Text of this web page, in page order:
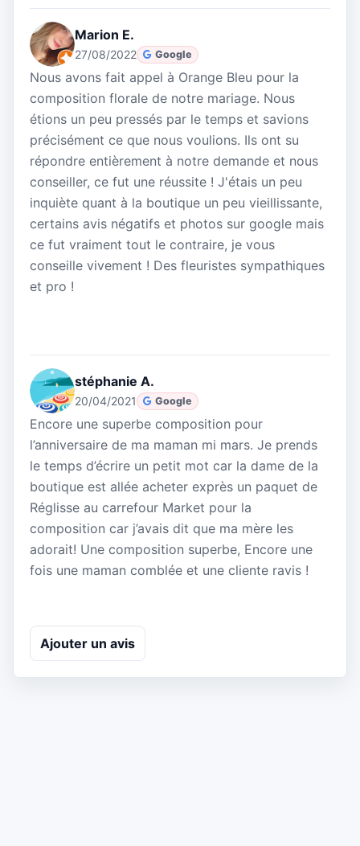
Marion E.
27/08/2022 Google
Nous avons fait appel à Orange Bleu pour la
composition florale de notre mariage. Nous
étions un peu pressés par le temps et savions
précisément ce que nous voulions. Ils ont su
répondre entièrement à notre demande et nous
conseiller, ce fut une réussite ! J'étais un peu
inquiète quant à la boutique un peu vieillissante,
certains avis négatifs et photos sur google mais
ce fut vraiment tout le contraire, je vous
conseille vivement ! Des fleuristes sympathiques
et pro !
stéphanie A.
20/04/2021 Google
Encore une superbe composition pour
l’anniversaire de ma maman mi mars. Je prends
le temps d’écrire un petit mot car la dame de la
boutique est allée acheter exprès un paquet de
Réglisse au carrefour Market pour la
composition car j’avais dit que ma mère les
adorait! Une composition superbe, Encore une
fois une maman comblée et une cliente ravis !
Ajouter un avis